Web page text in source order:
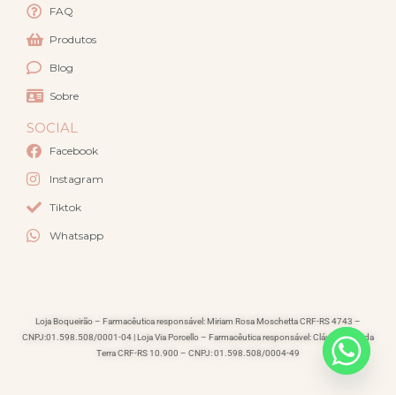
FAQ
Produtos
Blog
Sobre
SOCIAL
Facebook
Instagram
Tiktok
Whatsapp
Loja Boqueirão – Farmacêutica responsável: Miriam Rosa Moschetta CRF-RS 4743 –
CNPJ:01.598.508/0001-04 | Loja Via Porcello – Farmacêutica responsável: Cláudia Lacerda
Terra CRF-RS 10.900 – CNPJ: 01.598.508/0004-49